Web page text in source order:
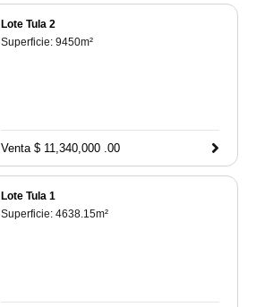
Lote Tula 2
Superficie: 9450m²
Venta $ 11,340,000 .00
Lote Tula 1
Superficie: 4638.15m²